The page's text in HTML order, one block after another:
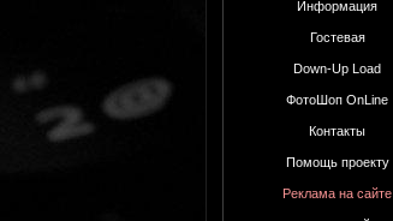
Информация
Гостевая
Down-Up Load
ФотоШоп OnLine
Контакты
Помощь проекту
Реклама на сайте